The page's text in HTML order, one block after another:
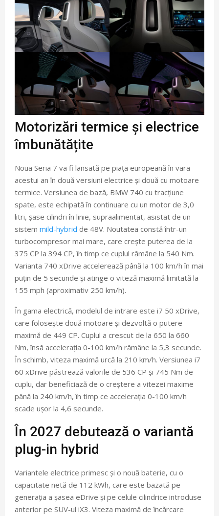
Motorizări termice și electrice
îmbunătățite
Noua Seria 7 va fi lansată pe piața europeană în vara
acestui an în două versiuni electrice și două cu motoare
termice. Versiunea de bază, BMW 740 cu tracțiune
spate, este echipată în continuare cu un motor de 3,0
litri, șase cilindri în linie, supraalimentat, asistat de un
sistem mild-hybrid de 48V. Noutatea constă într-un
turbocompresor mai mare, care crește puterea de la
375 CP la 394 CP, în timp ce cuplul rămâne la 540 Nm.
Varianta 740 xDrive accelerează până la 100 km/h în mai
puțin de 5 secunde și atinge o viteză maximă limitată la
155 mph (aproximativ 250 km/h).
În gama electrică, modelul de intrare este i7 50 xDrive,
care folosește două motoare și dezvoltă o putere
maximă de 449 CP. Cuplul a crescut de la 650 la 660
Nm, însă accelerația 0-100 km/h rămâne la 5,3 secunde.
În schimb, viteza maximă urcă la 210 km/h. Versiunea i7
60 xDrive păstrează valorile de 536 CP și 745 Nm de
cuplu, dar beneficiază de o creștere a vitezei maxime
până la 240 km/h, în timp ce accelerația 0-100 km/h
scade ușor la 4,6 secunde.
În 2027 debutează o variantă
plug-in hybrid
Variantele electrice primesc și o nouă baterie, cu o
capacitate netă de 112 kWh, care este bazată pe
generația a șasea eDrive și pe celule cilindrice introduse
anterior pe SUV-ul iX3. Viteza maximă de încărcare